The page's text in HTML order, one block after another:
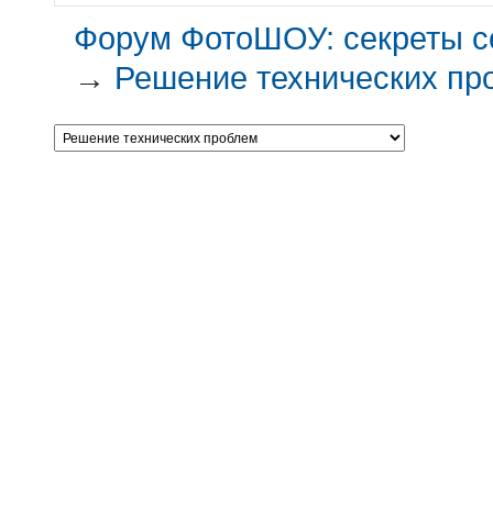
Форум ФотоШОУ: секреты
→ Решение технических